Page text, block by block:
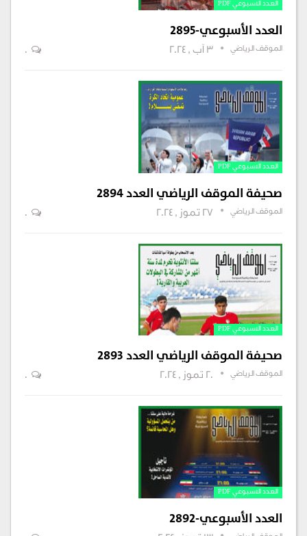
العدد الاسبوعي PDF
العدد الأسبوعي-2895
الموقف الرياضي 3 آب , 2024 0
العدد الاسبوعي PDF
صحيفة الموقف الرياضي العدد 2894
الموقف الرياضي 27 تموز , 2024 0
العدد الاسبوعي PDF
صحيفة الموقف الرياضي العدد 2893
الموقف الرياضي 20 تموز , 2024 0
العدد الاسبوعي PDF
العدد الأسبوعي-2892